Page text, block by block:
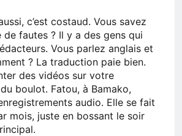
c’est costaud. Vous savez
de fautes ? Il y a des gens qui
Vous parlez anglais et
? La traduction paie bien.
des vidéos sur votre
boulot. Fatou, à Bamako,
audio. Elle se fait
mois, juste en bossant le soir